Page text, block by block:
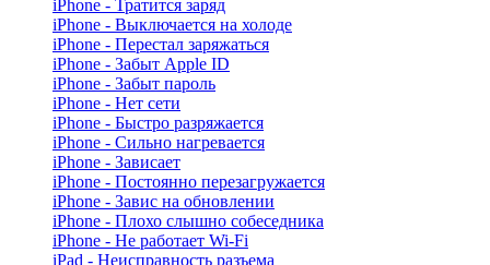
iPhone - Тратится заряд
iPhone - Выключается на холоде
iPhone - Перестал заряжаться
iPhone - Забыт Apple ID
iPhone - Забыт пароль
iPhone - Нет сети
iPhone - Быстро разряжается
iPhone - Сильно нагревается
iPhone - Зависает
iPhone - Постоянно перезагружается
iPhone - Завис на обновлении
iPhone - Плохо слышно собеседника
iPhone - Не работает Wi-Fi
iPad - Неисправность разъема